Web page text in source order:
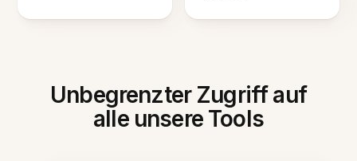
Unbegrenzter Zugriff auf
alle unsere Tools